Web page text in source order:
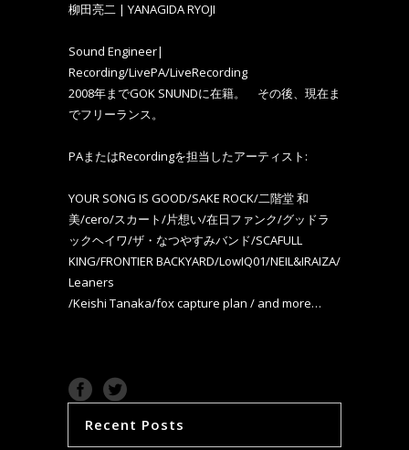
柳田亮二 | YANAGIDA RYOJI
Sound Engineer|
Recording/LivePA/LiveRecording
2008年までGOK SNUNDに在籍。 その後、現在ま
でフリーランス。
PAまたはRecordingを担当したアーティスト:
YOUR SONG IS GOOD/SAKE ROCK/二階堂 和
美/cero/スカート/片想い/在日ファンク/グッドラ
ックヘイワ/ザ・なつやすみバンド/SCAFULL
KING/FRONTIER BACKYARD/LowIQ01/NEIL&IRAIZA/
Leaners
/Keishi Tanaka/fox capture plan / and more…
Recent Posts